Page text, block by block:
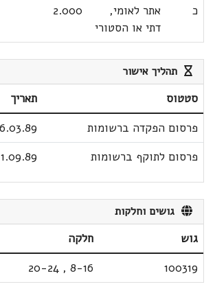
כ
אתר לאומי,
דתי או הסטורי
2.000
תהליך אישור
סטטוס תאריך
פרסום הפקדה ברשומות
פרסום לתוקף ברשומות
גושים וחלקות
גוש
חלקה
100319
8-16
,
20-24